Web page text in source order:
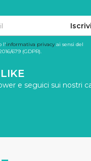
l'informativa privacyai sensi del
679 (GDPR).
e seguici sui nostri